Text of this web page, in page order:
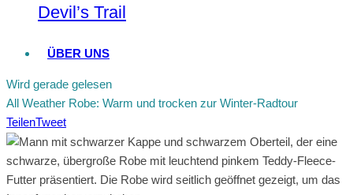
Devil’s Trail
ÜBER UNS
Wird gerade gelesen
All Weather Robe: Warm und trocken zur Winter-Radtour
TeilenTweet